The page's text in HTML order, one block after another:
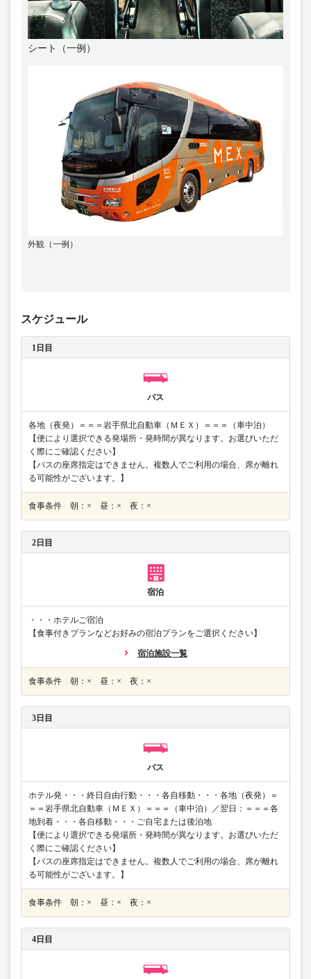
シート（一例）
外観（一例）
スケジュール
1日目
バス
各地（夜発）＝＝＝岩手県北自動車（ＭＥＸ）＝＝＝（車中泊）
【便により選択できる発場所・発時間が異なります。お選びいただ
く際にご確認ください】
【バスの座席指定はできません。複数人でご利用の場合、席が離れ
る可能性がございます。】
食事条件 朝：× 昼：× 夜：×
2日目
宿泊
・・・ホテルご宿泊
【食事付きプランなどお好みの宿泊プランをご選択ください】
宿泊施設一覧
食事条件 朝：× 昼：× 夜：×
3日目
バス
ホテル発・・・終日自由行動・・・各自移動・・・各地（夜発）＝
＝＝岩手県北自動車（ＭＥＸ）＝＝＝（車中泊）／翌日：＝＝＝各
地到着・・・各自移動・・・ご自宅または後泊地
【便により選択できる発場所・発時間が異なります。お選びいただ
く際にご確認ください】
【バスの座席指定はできません。複数人でご利用の場合、席が離れ
る可能性がございます。】
食事条件 朝：× 昼：× 夜：×
4日目